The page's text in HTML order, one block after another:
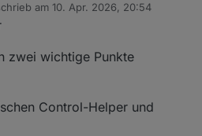
am 10. Apr. 2026, 20:54
editiert von
zwei wichtige Punkte
Control-Helper und